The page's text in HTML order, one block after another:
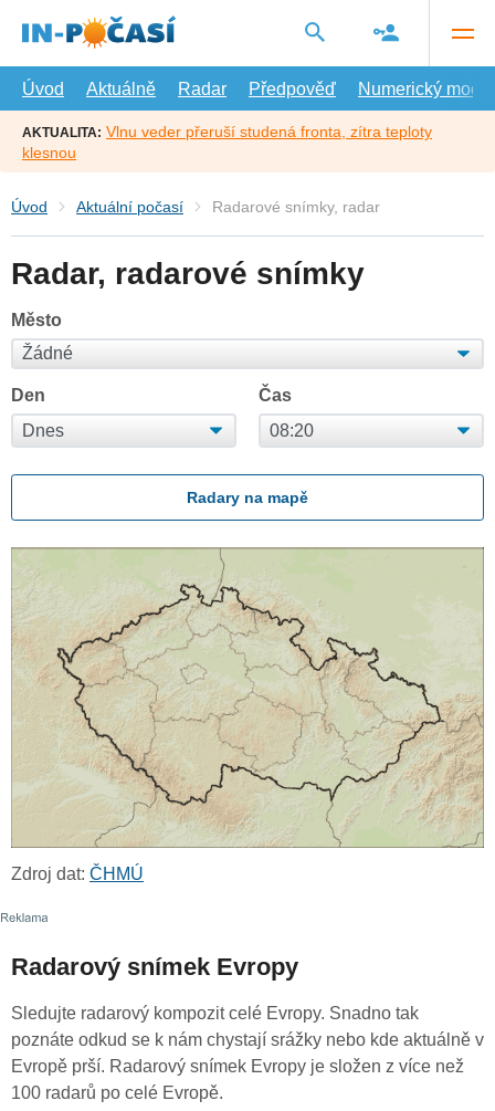
hlavní
Úvod
Aktuálně Radar Předpověď Numerický model
AKTUALITA: Vlnu veder přeruší studená fronta, zítra teploty
klesnou
Úvod Aktuální počasí Radarové snímky, radar
Radar, radarové snímky
Město
Den Čas
Radary na mapě
Zdroj dat: ČHMÚ
Radarový snímek Evropy
Sledujte radarový kompozit celé Evropy. Snadno tak
poznáte odkud se k nám chystají srážky nebo kde aktuálně v
Evropě prší. Radarový snímek Evropy je složen z více než
100 radarů po celé Evropě.